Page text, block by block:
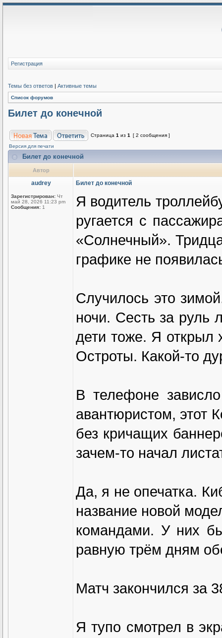
Регистрация
Темы без ответов | Активные темы
Список форумов
Билет до конечной
Страница 1 из 1
[ 2 сообщения ]
Версия для печати
Билет до конечной
Автор
audrey
Зарегистрирован: Чт
май 28, 2026 11:23 pm
Сообщения: 1
Билет до конечной
Я водитель
ругается с
«Солнечный».
графике не
Случилось это
ночи. Сесть за
дети тоже. Я открыл
Остроты. Какой-то
В телефоне
авантюристом, этот
без кричащих
зачем-то начал
Да, я не опечатка.
название новой
командами. У них
равную трём дням
Матч закончился за
Я тупо смотрел в